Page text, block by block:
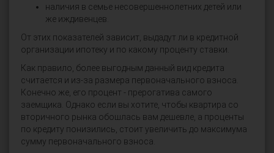
наличия в семье несовершеннолетних детей или
же иждивенцев.
От этих показателей зависит, выдадут ли в кредитной
организации ипотеку и по какому проценту ставки.
Как правило, более выгодным данный вид кредита
считается и из-за размера первоначального взноса.
Конечно же, его процент - прерогатива самого
заемщика. Однако если вы хотите, чтобы квартира со
вторичного рынка обошлась вам дешевле, а проценты
по кредиту понизились, стоит увеличить до максимума
сумму первоначального взноса.